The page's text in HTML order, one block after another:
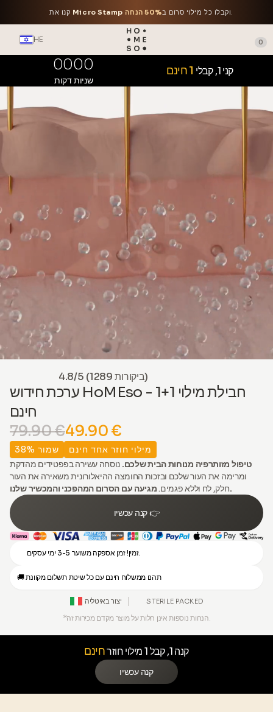
Micro Stamp וקבלו כל מילוי סרום ב50% הנחה .
HE 0
00
דקות
00
שניות
קני 1, קבלי 1 חינם
4.8/5 (1289 ביקורות)
ערכת חידוש HoMEso - 1+1 חבילת מילוי
חינם
79.90 €49.90 €
שמור 38%
מילוי חוזר אחד חינם
טיפול מזותרפיה מנוחות הבית שלכם. נוסחה עשירה בפפטידים מהדקת
ומרימה את העור שלכם ובזכות החומצה ההיאלורונית משאירה את העור
חלק, לח וללא פגמים.מגיעה עם הסרום המהפכני והמכשיר שלנו.
קנה עכשיו 👉
זמין! זמן אספקה משוער 3-5 ימי עסקים.
🚚 תהנו ממשלוח חינם עם כל שיטת תשלום מקוונת
יצור באיטליה STERILE PACKED
קנה 1, קבל 1 מילוי חוזר חינם
קנה עכשיו